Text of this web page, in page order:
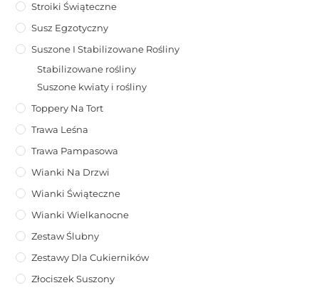
Stroiki Świąteczne
Susz Egzotyczny
Suszone I Stabilizowane Rośliny
Stabilizowane rośliny
Suszone kwiaty i rośliny
Toppery Na Tort
Trawa Leśna
Trawa Pampasowa
Wianki Na Drzwi
Wianki Świąteczne
Wianki Wielkanocne
Zestaw Ślubny
Zestawy Dla Cukierników
Złociszek Suszony